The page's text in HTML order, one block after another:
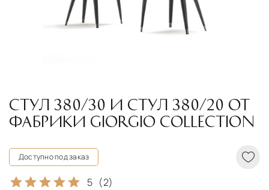
СТУЛ 380/30 И СТУЛ 380/20 ОТ
ФАБРИКИ GIORGIO COLLECTION
Доступно под заказ
5 (2)